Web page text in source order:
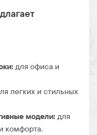
для офиса и
легких и стильных
модели: для
комфорта.